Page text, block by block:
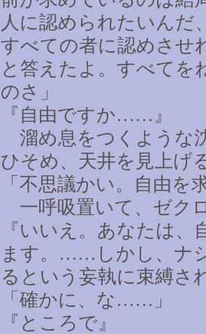
人に認められたいんだ
すべての者に認めさせ
と答えたよ。すべてを
のさ」
『自由ですか…… 』
溜め息をつくような
ひそめ、天井を見上げ
「不思議かい。自由を
一呼吸置いて、ゼク
『いいえ。あなたは
ます。 …… しかし、ナ
るという妄執に束縛さ
「確かに、な …… 」
『ところで』